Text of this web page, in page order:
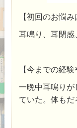
【初回のお悩み
耳鳴り、耳閉
【今までの経験
一晩中耳鳴りが
ていた。体もだ